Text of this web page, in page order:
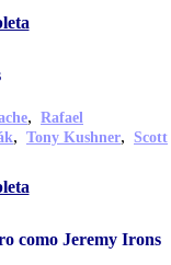
, Rafael
, Tony Kushner, Scott
como Jeremy Irons